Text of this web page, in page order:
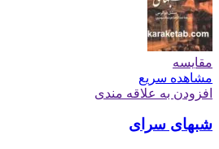
مقایسه
مشاهده سریع
افزودن به علاقه مندی
شبهای سرای